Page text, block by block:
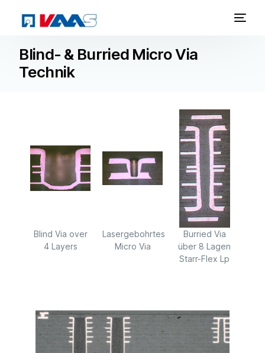
Blind- & Burried Micro Via
Technik
Blind Via over
4 Layers
Lasergebohrtes
Micro Via
Burried Via
über 8 Lagen
Starr-Flex Lp